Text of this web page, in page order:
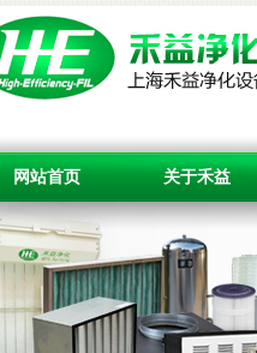
网站首页 关于禾益